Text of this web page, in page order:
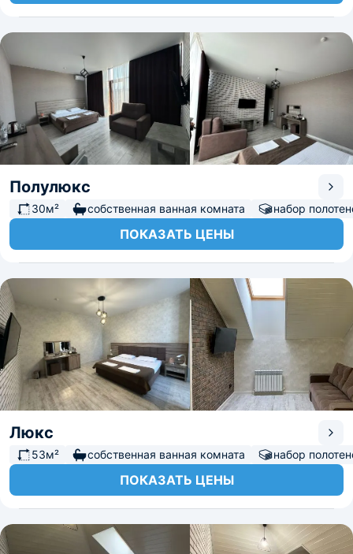
Полулюкс
30м² собственная ванная комната набор
ПОКАЗАТЬ ЦЕНЫ
Люкс
53м² собственная ванная комната набор
ПОКАЗАТЬ ЦЕНЫ